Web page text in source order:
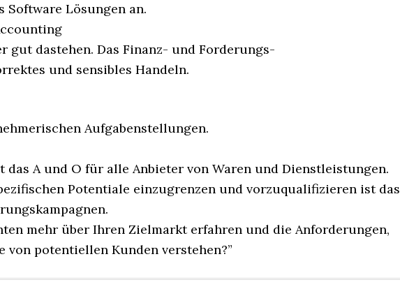
Software Lösungen an.
gut dastehen. Das Finanz- und Forderungs-
und sensibles Handeln.
Aufgabenstellungen.
A und O für alle Anbieter von Waren und Dienstleistungen.
Potentiale einzugrenzen und vorzuqualifizieren ist das
mehr über Ihren Zielmarkt erfahren und die Anforderungen,
von potentiellen Kunden verstehen?”